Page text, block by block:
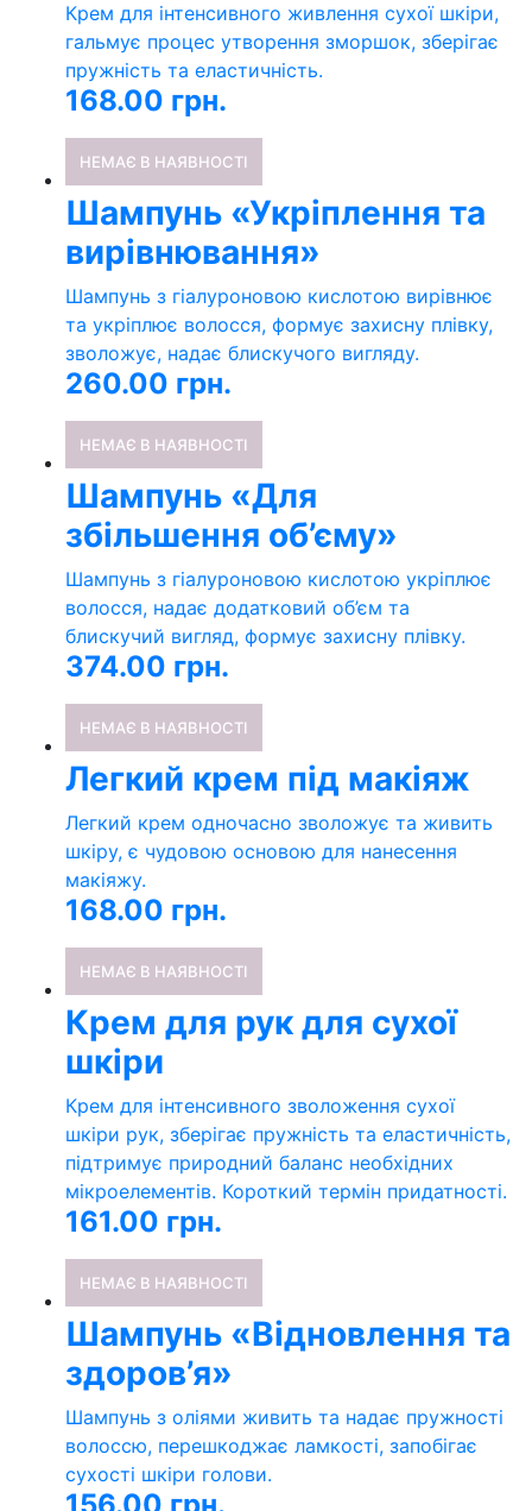
Крем для інтенсивного живлення сухої шкіри,
гальмує процес утворення зморшок, зберігає
пружність та еластичність.
168.00 грн.
НЕМАЄ В НАЯВНОСТІ
Шампунь «Укріплення та
вирівнювання»
Шампунь з гіалуроновою кислотою вирівнює
та укріплює волосся, формує захисну плівку,
зволожує, надає блискучого вигляду.
260.00 грн.
НЕМАЄ В НАЯВНОСТІ
Шампунь «Для
збільшення об’єму»
Шампунь з гіалуроновою кислотою укріплює
волосся, надає додатковий об’єм та
блискучий вигляд, формує захисну плівку.
374.00 грн.
НЕМАЄ В НАЯВНОСТІ
Легкий крем під макіяж
Легкий крем одночасно зволожує та живить
шкіру, є чудовою основою для нанесення
макіяжу.
168.00 грн.
НЕМАЄ В НАЯВНОСТІ
Крем для рук для сухої
шкіри
Крем для інтенсивного зволоження сухої
шкіри рук, зберігає пружність та еластичність,
підтримує природний баланс необхідних
мікроелементів. Короткий термін придатності.
161.00 грн.
НЕМАЄ В НАЯВНОСТІ
Шампунь «Відновлення та
здоров’я»
Шампунь з оліями живить та надає пружності
волоссю, перешкоджає ламкості, запобігає
сухості шкіри голови.